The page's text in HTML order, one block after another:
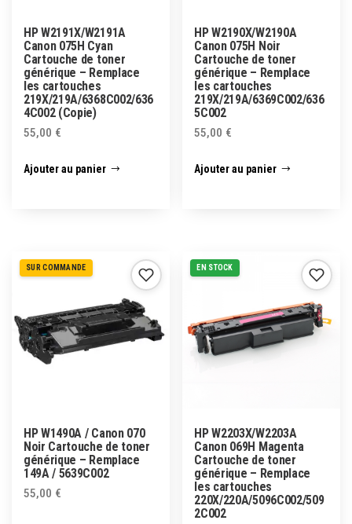
HP W2191X/W2191A
Canon 075H Cyan
Cartouche de toner
générique – Remplace
les cartouches
219X/219A/6368C002/636
4C002 (Copie)
55,00 €
Ajouter au panier
HP W2190X/W2190A
Canon 075H Noir
Cartouche de toner
générique – Remplace
les cartouches
219X/219A/6369C002/636
5C002
55,00 €
Ajouter au panier
SUR COMMANDE
HP W1490A / Canon 070
Noir Cartouche de toner
générique – Remplace
149A / 5639C002
55,00 €
EN STOCK
HP W2203X/W2203A
Canon 069H Magenta
Cartouche de toner
générique – Remplace
les cartouches
220X/220A/5096C002/509
2C002